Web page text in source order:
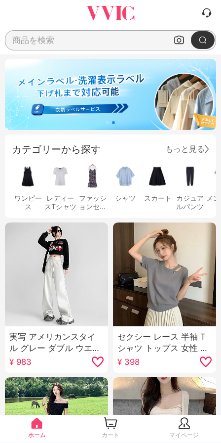
商品を検索
カテゴリーから探す もっと見る
ワンピー
ス
レディー
スTシャツ
ファッシ
ョンセッ
シャツ スカート
カジュア
ルパンツ
メ
実写 アメリカンスタイ
ル グレー ダブル ウエス
ト ワイドパンツ女 2026
秋 ルーズフィット カジ
ュアル ハイウエスト 垂
感 ストレート スポーツ
パンツ
¥ 983
セクシー レース 半袖 T
シャツ トップス 女性 夏
2026 新品 デザイン 感
小 心機 洋気 万能 ニット
セーター
¥ 398
ホーム カート マイページ